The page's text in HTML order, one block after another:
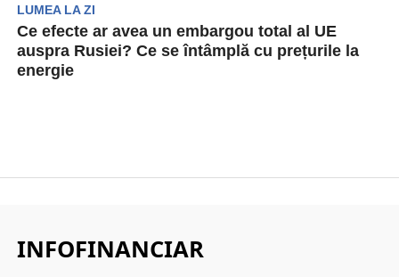
LUMEA LA ZI
Ce efecte ar avea un embargou total al UE
auspra Rusiei? Ce se întâmplă cu prețurile la
energie
INFOFINANCIAR